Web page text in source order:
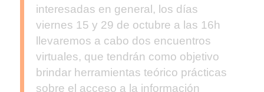
interesadas en general, los días
viernes 15 y 29 de octubre a las 16h
llevaremos a cabo dos encuentros
virtuales, que tendrán como objetivo
brindar herramientas teórico prácticas
sobre el acceso a la información